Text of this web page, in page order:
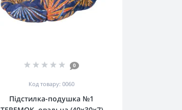
0
Код товару: 0060
Підстилка-подушка №1